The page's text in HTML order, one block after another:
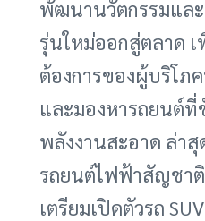
พัฒนานวัตกรรมแล
รุ่นใหม่ออกสู่ตลาด
ต้องการของผู้บริโภ
และมองหารถยนต์
พลังงานสะอาด ล่า
รถยนต์ไฟฟ้าสัญชา
เตรียมเปิดตัวรถ